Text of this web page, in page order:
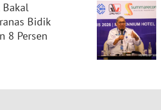
Bidik
8 Persen